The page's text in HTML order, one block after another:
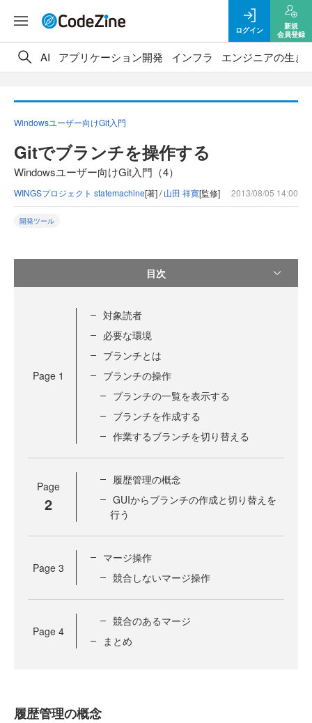
ログイン
新規
会員登録
AI アプリケーション開発 インフラ エンジニアの生き
Windowsユーザー向けGit入門
Gitでブランチを操作する
Windowsユーザー向けGit入門（4）
WINGSプロジェクト statemachine[著] /山田 祥寛[監修] 2013/08/05 14:00
開発ツール
目次
Page 1
対象読者
必要な環境
ブランチとは
ブランチの操作
ブランチの一覧を表示する
ブランチを作成する
作業するブランチを切り替える
Page
2
履歴管理の概念
GUIからブランチの作成と切り替えを
行う
Page 3
マージ操作
競合しないマージ操作
Page 4
競合のあるマージ
まとめ
履歴管理の概念